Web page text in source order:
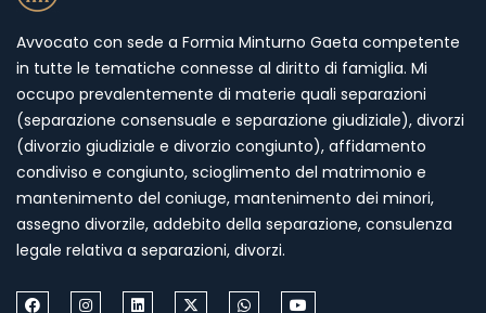
Avvocato con sede a Formia Minturno Gaeta competente
in tutte le tematiche connesse al diritto di famiglia. Mi
occupo prevalentemente di materie quali separazioni
(separazione consensuale e separazione giudiziale), divorzi
(divorzio giudiziale e divorzio congiunto), affidamento
condiviso e congiunto, scioglimento del matrimonio e
mantenimento del coniuge, mantenimento dei minori,
assegno divorzile, addebito della separazione, consulenza
legale relativa a separazioni, divorzi.